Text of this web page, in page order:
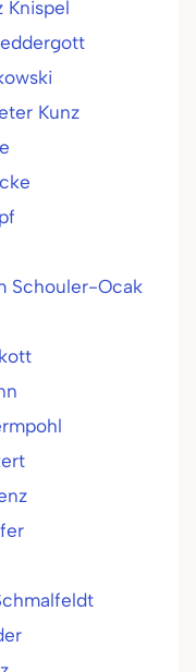
Knispel
Kunz
Schouler-Ocak